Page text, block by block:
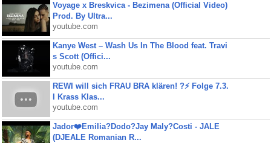
Voyage x Breskvica - Bezimena (Official Video)
Prod. By Ultra...
youtube.com
Kanye West – Wash Us In The Blood feat. Travi
s Scott (Offici...
youtube.com
REWI will sich FRAU BRA klären! ?⚡️ Folge 7.3.
I Krass Klas...
youtube.com
Jador❤️Emilia?Dodo?Jay Maly?Costi - JALE
(DJEALE Romanian R...